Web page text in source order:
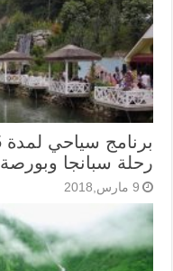
رحلة سبانجا وبورصة
9 مارس,2018